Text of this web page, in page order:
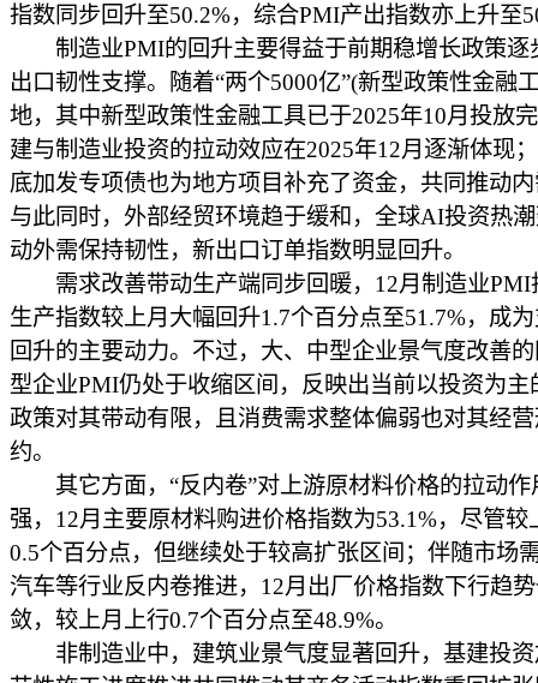
指数同步回升至50.2%，综合PMI产出指数亦上升至
制造业PMI的回升主要得益于前期稳增长政策逐
出口韧性支撑。随着“两个5000亿”(新型政策性金融
地，其中新型政策性金融工具已于2025年10月投放
建与制造业投资的拉动效应在2025年12月逐渐体现
底加发专项债也为地方项目补充了资金，共同推动
与此同时，外部经贸环境趋于缓和，全球AI投资热
动外需保持韧性，新出口订单指数明显回升。
需求改善带动生产端同步回暖，12月制造业PMI
生产指数较上月大幅回升1.7个百分点至51.7%，成
回升的主要动力。不过，大、中型企业景气度改善
型企业PMI仍处于收缩区间，反映出当前以投资为主
政策对其带动有限，且消费需求整体偏弱也对其经
约。
其它方面，“反内卷”对上游原材料价格的拉动作
强，12月主要原材料购进价格指数为53.1%，尽管较
0.5个百分点，但继续处于较高扩张区间；伴随市场
汽车等行业反内卷推进，12月出厂价格指数下行趋
敛，较上月上行0.7个百分点至48.9%。
非制造业中，建筑业景气度显著回升，基建投资